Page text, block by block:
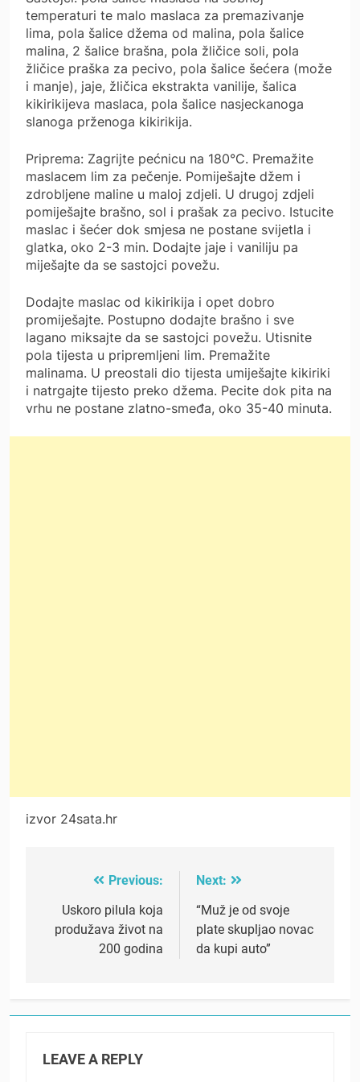
temperaturi te malo maslaca za premazivanje
lima, pola šalice džema od malina, pola šalice
malina, 2 šalice brašna, pola žličice soli, pola
žličice praška za pecivo, pola šalice šećera (može
i manje), jaje, žličica ekstrakta vanilije, šalica
kikirikijeva maslaca, pola šalice nasjeckanoga
slanoga prženoga kikirikija.
Priprema: Zagrijte pećnicu na 180°C. Premažite
maslacem lim za pečenje. Pomiješajte džem i
zdrobljene maline u maloj zdjeli. U drugoj zdjeli
pomiješajte brašno, sol i prašak za pecivo. Istucite
maslac i šećer dok smjesa ne postane svijetla i
glatka, oko 2-3 min. Dodajte jaje i vaniliju pa
miješajte da se sastojci povežu.
Dodajte maslac od kikirikija i opet dobro
promiješajte. Postupno dodajte brašno i sve
lagano miksajte da se sastojci povežu. Utisnite
pola tijesta u pripremljeni lim. Premažite
malinama. U preostali dio tijesta umiješajte kikiriki
i natrgajte tijesto preko džema. Pecite dok pita na
vrhu ne postane zlatno-smeđa, oko 35-40 minuta.
izvor 24sata.hr
navigation
Previous:
Uskoro pilula koja
produžava život na
200 godina
Next:
“Muž je od svoje
plate skupljao novac
da kupi auto”
LEAVE A REPLY